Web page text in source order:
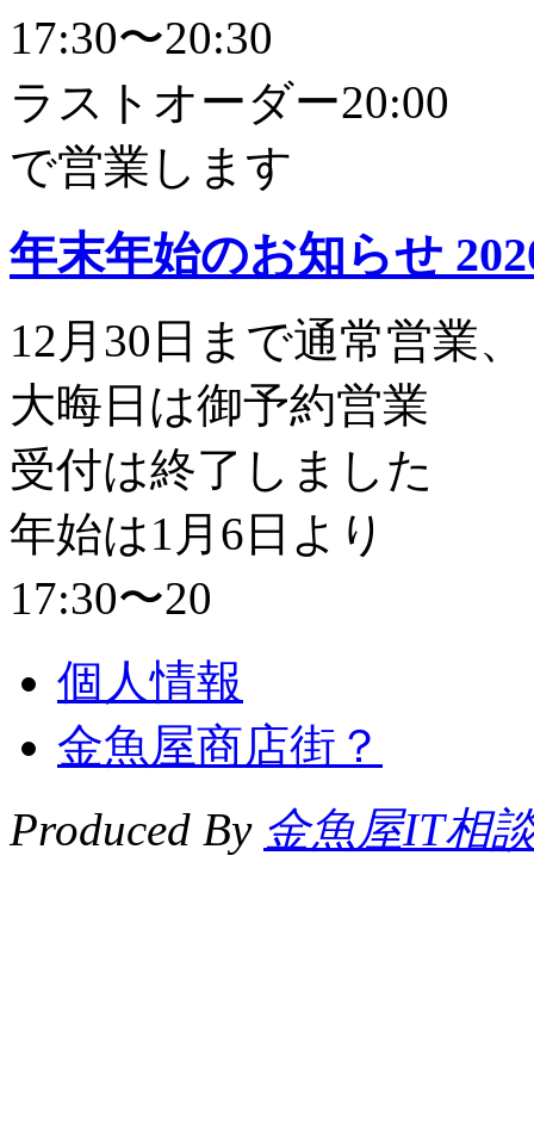
17:30〜20:30
ラストオーダー20:00
で営業します
年末年始のお知らせ
12月30日まで通常営業、
大晦日は御予約営業
受付は終了しました
年始は1月6日より
17:30〜20
個人情報
金魚屋商店街？
Produced By 金魚屋IT相